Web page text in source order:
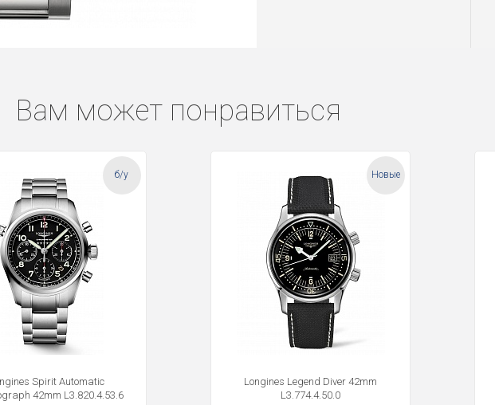
Вам может понравиться
б/у
Spirit Automatic
42mm L3.820.4.53.6
Новые
Longines Legend Diver 42mm
L3.774.4.50.0